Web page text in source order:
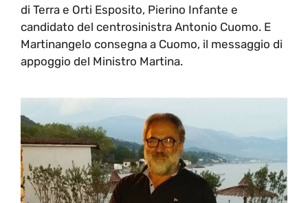
di Terra e Orti Esposito, Pierino Infante e
candidato del centrosinistra Antonio Cuomo. E
Martinangelo consegna a Cuomo, il messaggio di
appoggio del Ministro Martina.